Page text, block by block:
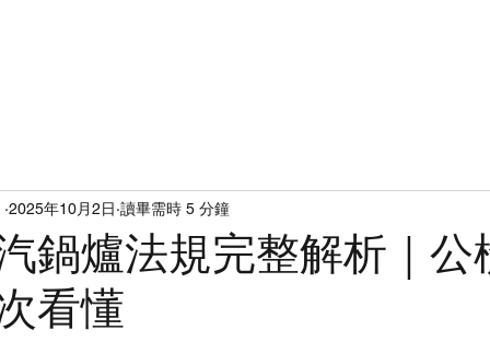
鍋爐法規完整解析｜公
看懂
2025年10月2日 讀畢需時 5 分鐘